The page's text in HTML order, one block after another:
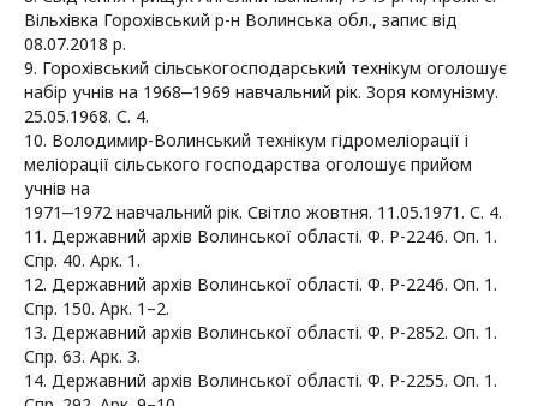
Вільхівка Горохівський р-н Волинська обл., запис від
08.07.2018 р.
9. Горохівський сільськогосподарський технікум оголошує
набір учнів на 1968‒1969 навчальний рік. Зоря комунізму.
25.05.1968. С. 4.
10. Володимир-Волинський технікум гідромеліорації і
меліорації сільського господарства оголошує прийом
учнів на
1971‒1972 навчальний рік. Світло жовтня. 11.05.1971. С. 4.
11. Державний архів Волинської області. Ф. Р-2246. Оп. 1.
Спр. 40. Арк. 1.
12. Державний архів Волинської області. Ф. Р-2246. Оп. 1.
Спр. 150. Арк. 1–2.
13. Державний архів Волинської області. Ф. Р-2852. Оп. 1.
Спр. 63. Арк. 3.
14. Державний архів Волинської області. Ф. Р-2255. Оп. 1.